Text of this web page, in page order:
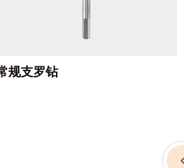
规支罗钻